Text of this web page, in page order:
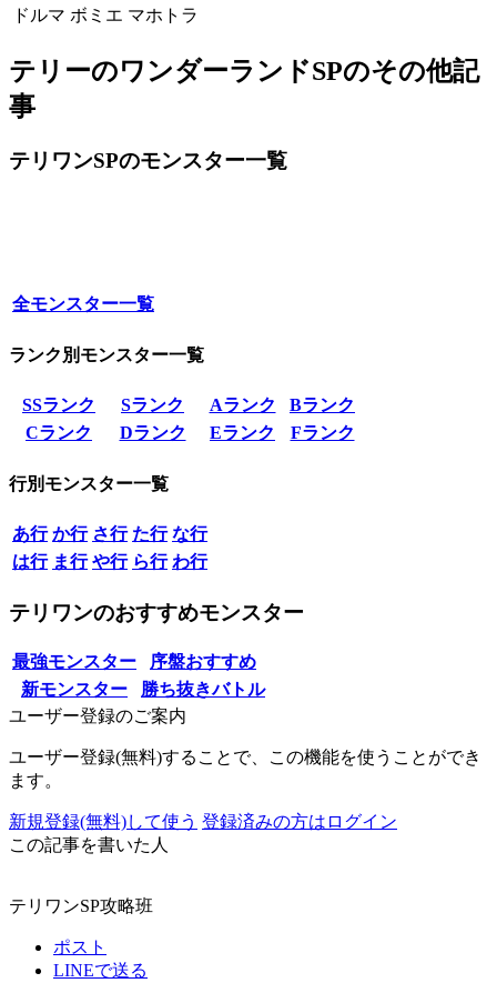
ドルマ ボミエ マホトラ
テリーのワンダーランドSPのその他記
事
テリワンSPのモンスター一覧
全モンスター一覧
ランク別モンスター一覧
SSランク Sランク Aランク
Bランク
Cランク
Dランク Eランク Fランク
行別モンスター一覧
あ行 か行 さ行 た行 な行
は行 ま行 や行 ら行 わ行
テリワンのおすすめモンスター
最強モンスター
序盤おすすめ
新モンスター
勝ち抜きバトル
ユーザー登録のご案内
ユーザー登録(無料)することで、この機能を使うことができ
ます。
新規登録(無料)して使う 登録済みの方はログイン
この記事を書いた人
テリワンSP攻略班
ポスト
LINEで送る